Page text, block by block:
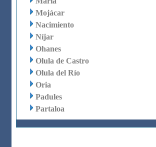
Mojácar
Nacimiento
Níjar
Ohanes
Olula de Castro
Olula del Río
Oria
Padules
Partaloa